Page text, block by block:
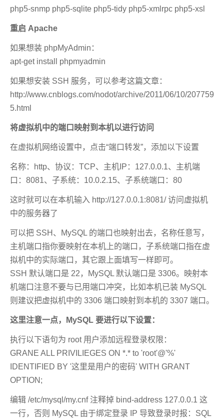
php5-snmp php5-sqlite php5-tidy php5-xmlrpc php5-xsl
重启 Apache
如果想装 phpMyAdmin：
apt-get install phpmyadmin
如果想安装 SSH 服务，可以参考这篇文章：
http://www.cnblogs.com/nodot/archive/2011/06/10/207759
5.html
将虚拟机中的端口映射到本机以进行访问
在虚拟机网络设置中，点击“端口转发”，添加以下设置
名称：http、协议：TCP、主机IP：127.0.0.1、主机端
口：8081、子系统：10.0.2.15、子系统端口：80
这时就可以在本机输入 http://127.0.0.1:8081/ 访问虚拟机
中的服务器了
可以把 SSH、MySQL 的端口也映射出去，名称任意写，
主机端口指你要映射在本机上的端口，子系统端口指在虚
拟机中的实际端口，其它跟上面填写一样即可。
SSH 默认端口是 22，MySQL 默认端口是 3306。映射本
机端口注意不要与已用端口冲突，比如本机已装 MySQL
则建议把虚拟机中的 3306 端口映射到本机的 3307 端口。
这里注意一点，MySQL 要进行以下设置：
执行以下语句为 root 用户添加远程登录权限：
GRANE ALL PRIVILIEGES ON *.* to 'root'@'%'
IDENTIFIED BY '这里是用户的密码' WITH GRANT
OPTION;
编辑 /etc/mysql/my.cnf 注释掉 bind-address 127.0.0.1 这
一行，否则 MySQL 由于绑定登录 IP 导致登录时报：SQL